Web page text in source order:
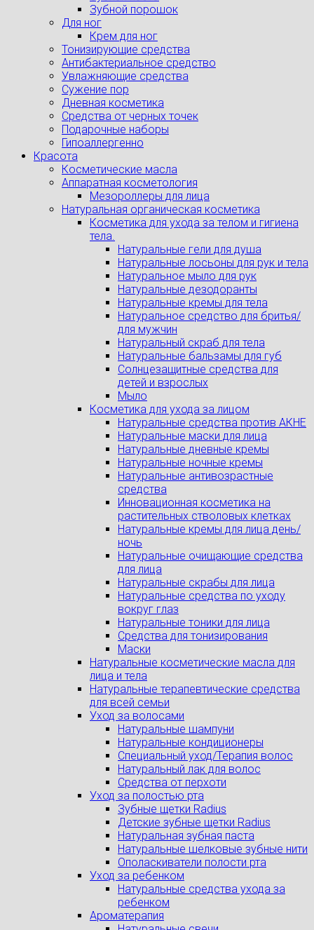
Зубной порошок
Для ног
Крем для ног
Тонизирующие средства
Антибактериальное средство
Увлажняющие средства
Сужение пор
Дневная косметика
Средства от черных точек
Подарочные наборы
Гипоаллергенно
Красота
Косметические масла
Аппаратная косметология
Мезороллеры для лица
Натуральная органическая косметика
Косметика для ухода за телом и гигиена
тела.
Натуральные гели для душа
Натуральные лосьоны для рук и тела
Натуральное мыло для рук
Натуральные дезодоранты
Натуральные кремы для тела
Натуральное средство для бритья/
для мужчин
Натуральный скраб для тела
Натуральные бальзамы для губ
Солнцезащитные средства для
детей и взрослых
Мыло
Косметика для ухода за лицом
Натуральные средства против АКНЕ
Натуральные маски для лица
Натуральные дневные кремы
Натуральные ночные кремы
Натуральные антивозрастные
средства
Инновационная косметика на
растительных стволовых клетках
Натуральные кремы для лица день/
ночь
Натуральные очищающие средства
для лица
Натуральные скрабы для лица
Натуральные средства по уходу
вокруг глаз
Натуральные тоники для лица
Средства для тонизирования
Маски
Натуральные косметические масла для
лица и тела
Натуральные терапевтические средства
для всей семьи
Уход за волосами
Натуральные шампуни
Натуральные кондиционеры
Специальный уход/Терапия волос
Натуральный лак для волос
Средства от перхоти
Уход за полостью рта
Зубные щетки Radius
Детские зубные щетки Radius
Натуральная зубная паста
Натуральные шелковые зубные нити
Ополаскиватели полости рта
Уход за ребенком
Натуральные средства ухода за
ребенком
Ароматерапия